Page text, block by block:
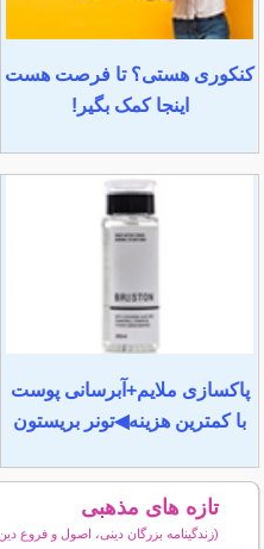
کنکوری هستی؟ تا فرصت هست
اینجا کمک بگیر!
پاکسازی ملایم+آبرسانی پوست
با کمترین هزینه◀تونر بریستون
تازه های مذهبی
(زندگینامه بزرگان دینی، اصول و فروع